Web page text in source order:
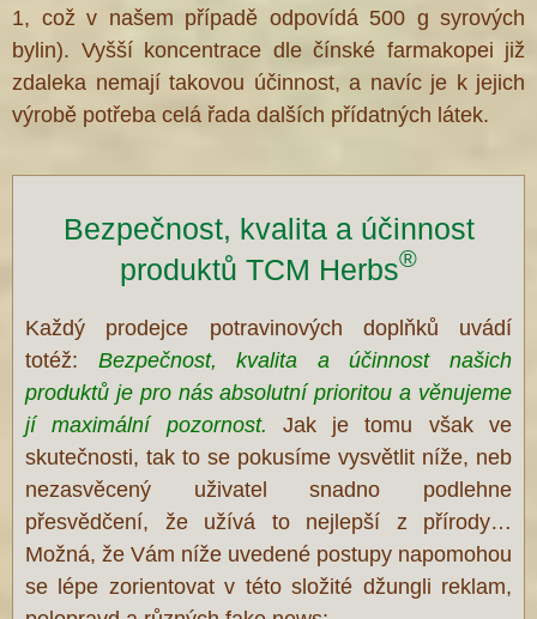
1, což v našem případě odpovídá 500 g syrových
bylin). Vyšší koncentrace dle čínské farmakopei již
zdaleka nemají takovou účinnost, a navíc je k jejich
výrobě potřeba celá řada dalších přídatných látek.
Bezpečnost, kvalita a účinnost
produktů TCM Herbs®
Každý prodejce potravinových doplňků uvádí
totéž: Bezpečnost, kvalita a účinnost našich
produktů je pro nás absolutní prioritou a věnujeme
jí maximální pozornost. Jak je tomu však ve
skutečnosti, tak to se pokusíme vysvětlit níže, neb
nezasvěcený uživatel snadno podlehne
přesvědčení, že užívá to nejlepší z přírody…
Možná, že Vám níže uvedené postupy napomohou
se lépe zorientovat v této složité džungli reklam,